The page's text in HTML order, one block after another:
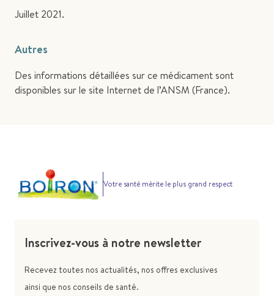
Juillet 2021.
Autres
Des informations détaillées sur ce médicament sont
disponibles sur le site Internet de l’ANSM (France).
Votre santé mérite le plus grand respect
Inscrivez-vous à notre newsletter
Recevez toutes nos actualités, nos offres exclusives
ainsi que nos conseils de santé.